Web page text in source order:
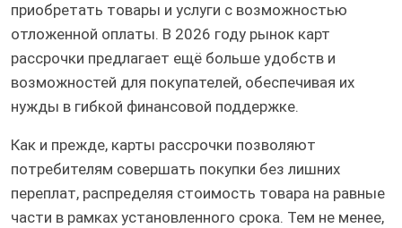
приобретать товары и услуги с возможностью
отложенной оплаты. В 2026 году рынок карт
рассрочки предлагает ещё больше удобств и
возможностей для покупателей, обеспечивая их
нужды в гибкой финансовой поддержке.
Как и прежде, карты рассрочки позволяют
потребителям совершать покупки без лишних
переплат, распределяя стоимость товара на равные
части в рамках установленного срока. Тем не менее,